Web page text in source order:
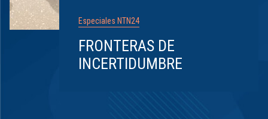
Especiales NTN24
FRONTERAS DE
INCERTIDUMBRE